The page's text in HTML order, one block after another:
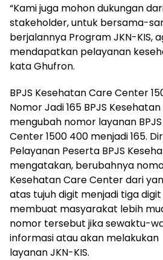
“Kami juga mohon dukungan
stakeholder, untuk bersama-
berjalannya Program JKN-KIS,
mendapatkan pelayanan
kata Ghufron.
BPJS Kesehatan Care Center
Nomor Jadi 165 BPJS
mengubah nomor layanan
Center 1500 400 menjadi 165.
Pelayanan Peserta BPJS
mengatakan, berubahnya
Kesehatan Care Center dari
atas tujuh digit menjadi tiga
membuat masyarakat lebih
nomor tersebut jika sewaktu-
informasi atau akan
layanan JKN-KIS.